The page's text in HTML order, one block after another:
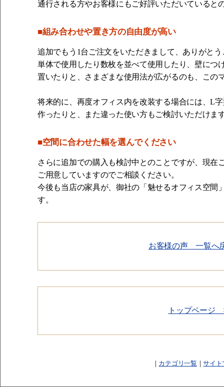
通行される方やお客様にもご好評いただいていると
■組み合わせや置き方の自由度が高い
追加でもう1台ご注文をいただきまして、ありがと
単体で使用したり数枚を並べて使用したり、壁につ
置いたりと、さまざまな使用法が広がるのも、この
将来的に、再度オフィス内を改装する場合には、L
作ったりと、また違った使い方もご検討いただけま
■空間に合わせた幅を選んでください
さらに追加での購入も検討中とのことですが、現在
ご用意していますのでご相談ください。
今後も当店の家具が、御社の「魅せるオフィス空間
す。
お客様の声 一覧へ
トップページ
｜ カテゴリ一覧 ｜サイト